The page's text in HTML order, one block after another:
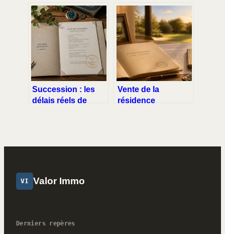
documents clés et
4 points de
contrôle pour
sécuriser votre
vente
120m2 : quel
budget prévoir
selon la technique
?
Succession : les
délais réels de
Vente de la
résidence
délais à respecter
VI Valor Immo
Derniers repères